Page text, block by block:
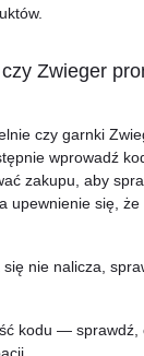
Zwieger
czy garnki
wprowadź
zakupu, aby
upewnienie się,
nie nalicza,
kodu — sprawdź,